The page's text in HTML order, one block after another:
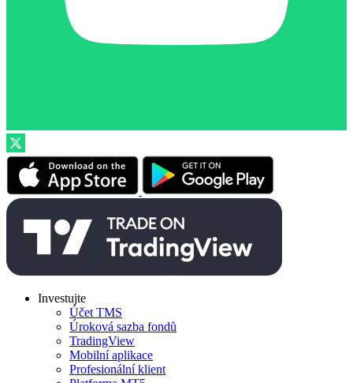
Investujte
Účet TMS
Úroková sazba fondů
TradingView
Mobilní aplikace
Profesionální klient